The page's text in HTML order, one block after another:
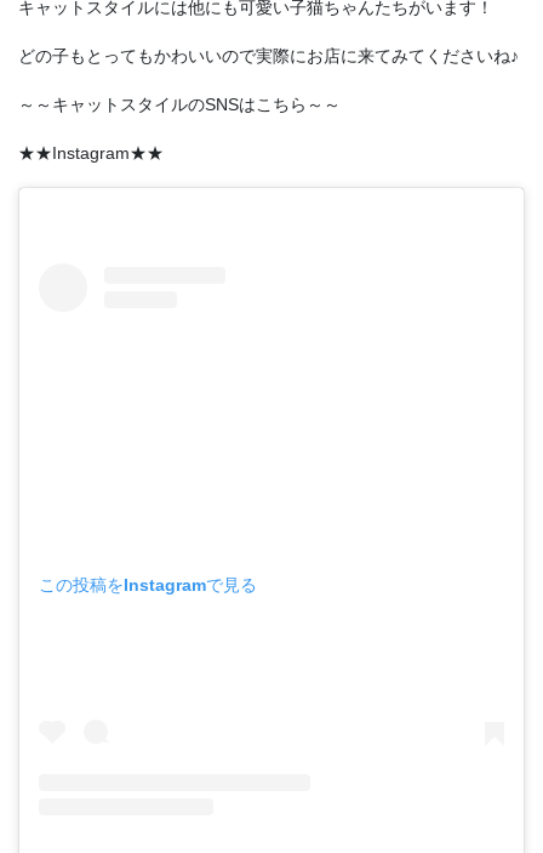
キャットスタイルには他にも可愛い子猫ちゃんたちがいます！
どの子もとってもかわいいので実際にお店に来てみてくださいね♪
～～キャットスタイルのSNSはこちら～～
★★Instagram★★
この投稿をInstagramで見る